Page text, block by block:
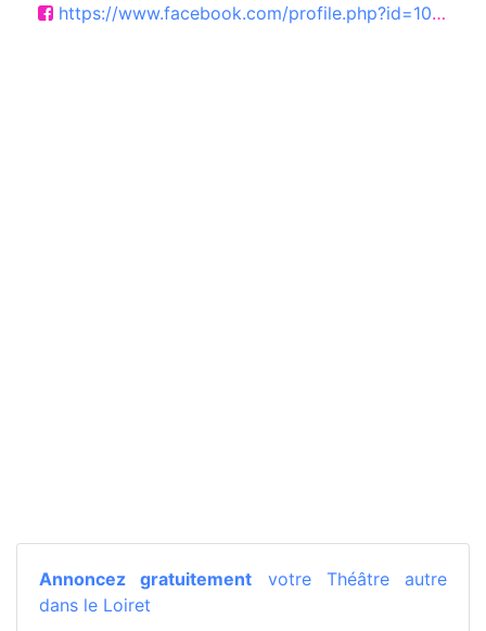
https://www.facebook.com/profile.php?id=100075993698246
Annoncez gratuitement votre Théâtre autre
dans le Loiret